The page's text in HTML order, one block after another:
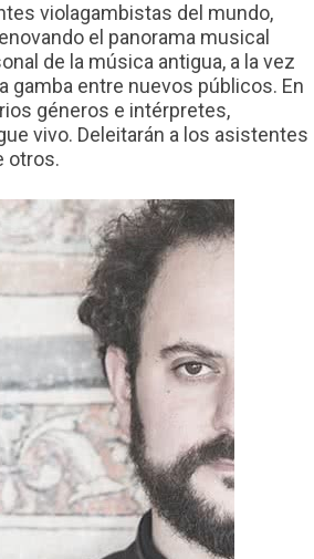
violagambistas del mundo,
el panorama musical
de la música antigua, a la vez
gamba entre nuevos públicos. En
géneros e intérpretes,
vivo. Deleitarán a los asistentes
otros.